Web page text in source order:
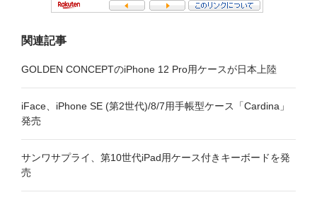
関連記事
GOLDEN CONCEPTのiPhone 12 Pro用ケースが日本上陸
iFace、iPhone SE (第2世代)/8/7用手帳型ケース「Cardina」
発売
サンワサプライ、第10世代iPad用ケース付きキーボードを発
売